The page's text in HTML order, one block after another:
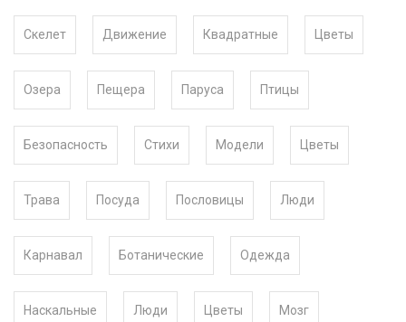
Скелет Движение Квадратные Цветы
Озера Пещера Паруса Птицы
Безопасность Стихи Модели Цветы
Трава Посуда Пословицы Люди
Карнавал Ботанические Одежда
Наскальные Люди Цветы Мозг